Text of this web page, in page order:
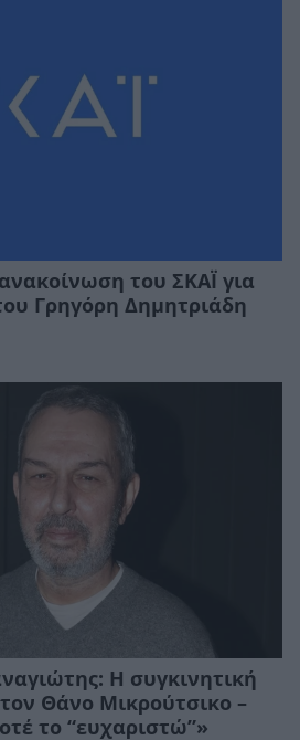
του ΣΚΑΪ για
Γρηγόρη Δημητριάδη
Η συγκινητική
Θάνο Μικρούτσικο –
το “ευχαριστώ”»